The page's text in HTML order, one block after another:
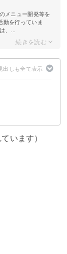
メニュー開発等を
動を行っていま
、...
います）